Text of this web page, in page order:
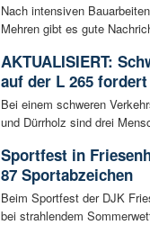
Nach intensiven
Mehren gibt es gute
AKTUALISIERT:
auf der L 265
Bei einem schweren
und Dürrholz sind drei
Sportfest in
87 Sportabzeichen
Beim Sportfest der DJK
bei strahlendem